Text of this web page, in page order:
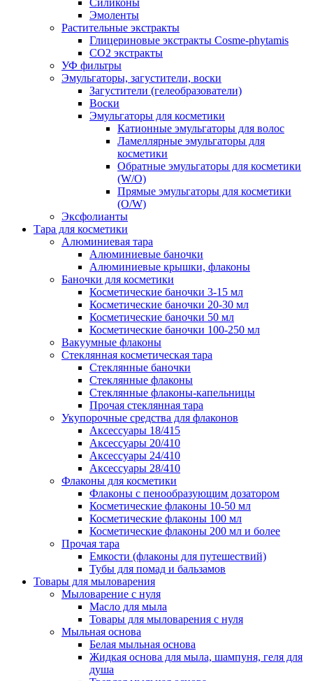
Силиконы
Эмоленты
Растительные экстракты
Глицериновые экстракты Cosme-phytamis
СО2 экстракты
УФ фильтры
Эмульгаторы, загустители, воски
Загустители (гелеобразователи)
Воски
Эмульгаторы для косметики
Катионные эмульгаторы для волос
Ламеллярные эмульгаторы для
косметики
Обратные эмульгаторы для косметики
(W/O)
Прямые эмульгаторы для косметики
(O/W)
Эксфолианты
Тара для косметики
Алюминиевая тара
Алюминиевые баночки
Алюминиевые крышки, флаконы
Баночки для косметики
Косметические баночки 3-15 мл
Косметические баночки 20-30 мл
Косметические баночки 50 мл
Косметические баночки 100-250 мл
Вакуумные флаконы
Стеклянная косметическая тара
Стеклянные баночки
Стеклянные флаконы
Стеклянные флаконы-капельницы
Прочая стеклянная тара
Укупорочные средства для флаконов
Аксессуары 18/415
Аксессуары 20/410
Аксессуары 24/410
Аксессуары 28/410
Флаконы для косметики
Флаконы с пенообразующим дозатором
Косметические флаконы 10-50 мл
Косметические флаконы 100 мл
Косметические флаконы 200 мл и более
Прочая тара
Емкости (флаконы для путешествий)
Тубы для помад и бальзамов
Товары для мыловарения
Мыловарение с нуля
Масло для мыла
Товары для мыловарения с нуля
Мыльная основа
Белая мыльная основа
Жидкая основа для мыла, шампуня, геля для
душа